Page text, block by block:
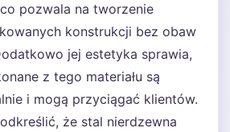
pozwala na tworzenie
konstrukcji bez obaw
jej estetyka sprawia,
z tego materiału są
i mogą przyciągać klientów.
że stal nierdzewna